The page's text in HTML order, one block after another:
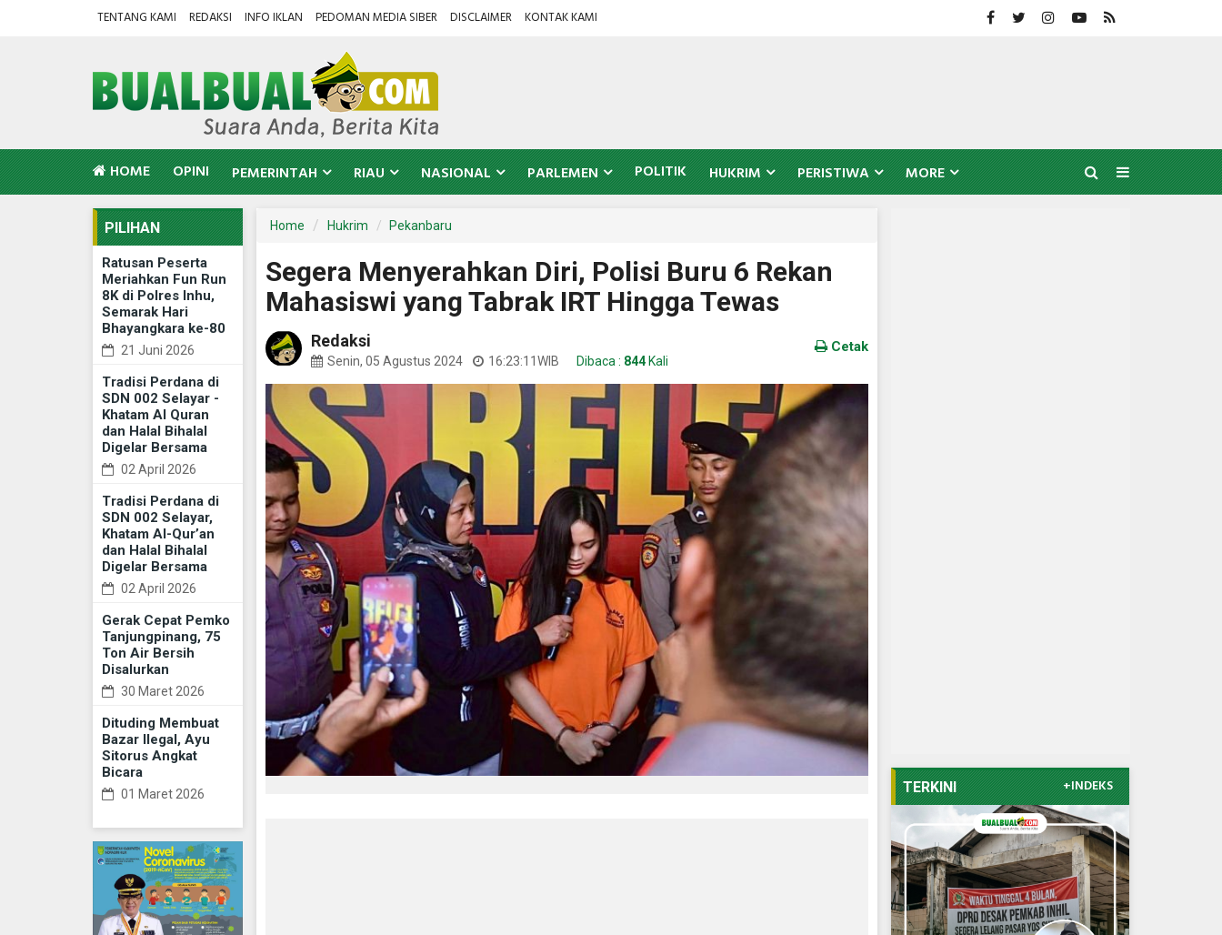
TENTANG KAMI REDAKSI INFO IKLAN PEDOMAN MEDIA SIBER DISCLAIMER KONTAK KAMI
HOME OPINI PEMERINTAH RIAU NASIONAL PARLEMEN POLITIK HUKRIM PERISTIWA MORE
PILIHAN
Ratusan Peserta
Meriahkan Fun Run
8K di Polres Inhu,
Semarak Hari
Bhayangkara ke-80
21 Juni 2026
Tradisi Perdana di
SDN 002 Selayar -
Khatam Al Quran
dan Halal Bihalal
Digelar Bersama
02 April 2026
Tradisi Perdana di
SDN 002 Selayar,
Khatam Al-Qur’an
dan Halal Bihalal
Digelar Bersama
02 April 2026
Gerak Cepat Pemko
Tanjungpinang, 75
Ton Air Bersih
Disalurkan
30 Maret 2026
Dituding Membuat
Bazar Ilegal, Ayu
Sitorus Angkat
Bicara
01 Maret 2026
Home Hukrim Pekanbaru
Segera Menyerahkan Diri, Polisi Buru 6 Rekan
Mahasiswi yang Tabrak IRT Hingga Tewas
Redaksi
Senin, 05 Agustus 2024 16:23:11 WIB Dibaca : 844 Kali
Cetak
TERKINI +INDEKS